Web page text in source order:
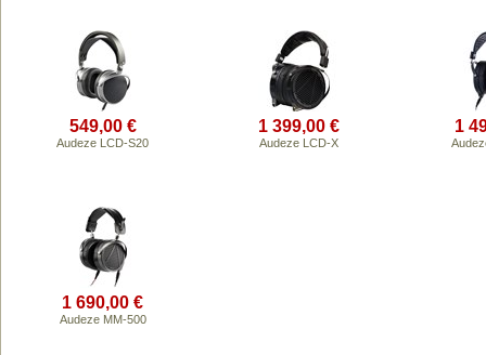
549,00 €
Audeze LCD-S20
1 399,00 €
Audeze LCD-X
1
1 690,00 €
Audeze MM-500